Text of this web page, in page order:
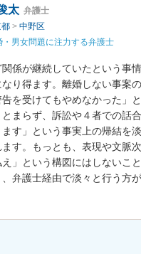
太 弁護士
> 中野区
・男女問題に注力する弁護士
係が継続していたという事
り得ます。離婚しない事案
を受けてもやめなかった」
まらず、訴訟や４者での話
す」という事実上の帰結を
す。もっとも、表現や文脈
え」という構図にはしないこ
弁護士経由で淡々と行う方